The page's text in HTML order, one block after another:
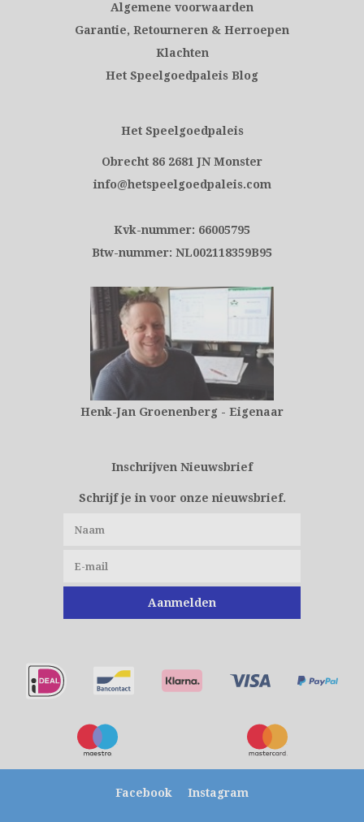
Algemene voorwaarden
Garantie, Retourneren & Herroepen
Klachten
Het Speelgoedpaleis Blog
Het Speelgoedpaleis
Obrecht 86 2681 JN Monster
info@hetspeelgoedpaleis.com
Kvk-nummer: 66005795
Btw-nummer: NL002118359B95
Henk-Jan Groenenberg - Eigenaar
Inschrijven Nieuwsbrief
Schrijf je in voor onze nieuwsbrief.
Aanmelden
Facebook Instagram